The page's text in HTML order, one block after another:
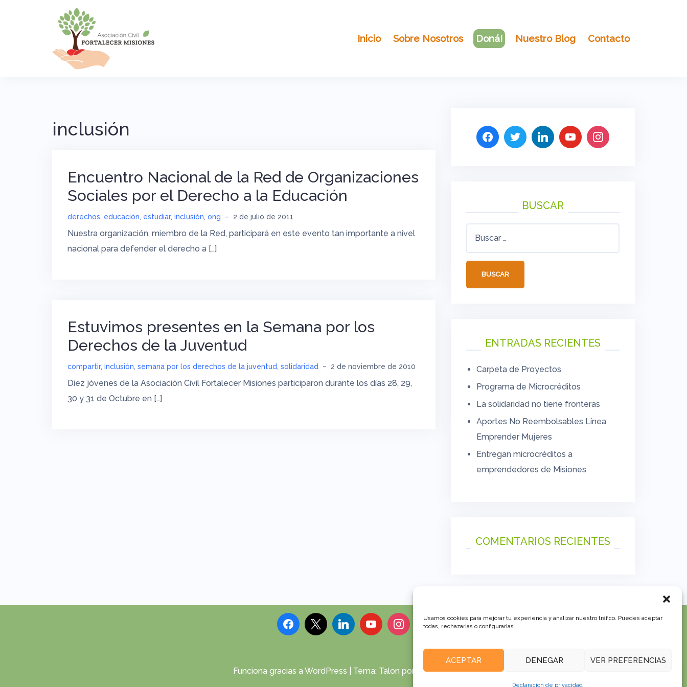
Usamos cookies para mejorar tu experiencia y analizar nuestro tráfico. Puedes aceptar
todas, rechazarlas o configurarlas.
ACEPTAR DENEGAR VER PREFERENCIAS
Declaración de privacidad
Inicio Sobre Nosotros Doná! Nuestro Blog Contacto
inclusión
Encuentro Nacional de la Red de Organizaciones
Sociales por el Derecho a la Educación
derechos, educación, estudiar, inclusión, ong – 2 de julio de 2011
Nuestra organización, miembro de la Red, participará en este evento tan importante a nivel
nacional para defender el derecho a […]
Estuvimos presentes en la Semana por los
Derechos de la Juventud
compartir, inclusión, semana por los derechos de la juventud, solidaridad – 2 de noviembre de 2010
Diez jóvenes de la Asociación Civil Fortalecer Misiones participaron durante los días 28, 29,
30 y 31 de Octubre en […]
BUSCAR
ENTRADAS RECIENTES
Carpeta de Proyectos
Programa de Microcréditos
La solidaridad no tiene fronteras
Aportes No Reembolsables Línea
Emprender Mujeres
Entregan microcréditos a
emprendedores de Misiones
COMENTARIOS RECIENTES
Funciona gracias a WordPress Tema: Talon por aThemes.